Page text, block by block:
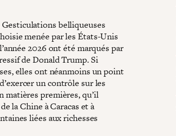
belliqueuses
menée par les États-Unis
2026 ont été marqués par
de Donald Trump. Si
elles ont néanmoins un point
un contrôle sur les
matières premières, qu’il
la Chine à Caracas et à
liées aux richesses